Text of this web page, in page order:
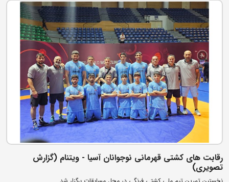
رقابت های کشتی قهرمانی نوجوانان آسیا - ویتنام (گزارش
تصویری)